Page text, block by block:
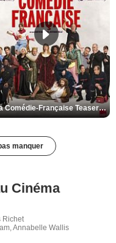
De la Comédie-Française Teaser VF
manquer
Cinéma
Richet
Annabelle Wallis